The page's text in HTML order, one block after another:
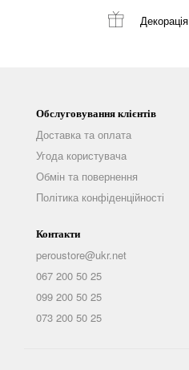
Декорація
Обслуговування клієнтів
Доставка та оплата
Угода користувача
Обмін та повернення
Політика конфіденційності
Контакти
peroustore@ukr.net
067 200 50 25
099 200 50 25
073 200 50 25